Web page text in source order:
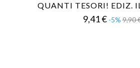
QUANTI TESORI! EDIZ.
9,41 € Prezzo
-5% 9,90